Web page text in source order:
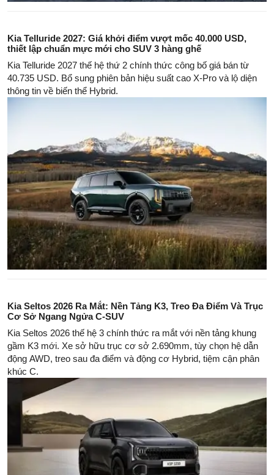
Kia Telluride 2027: Giá khởi điểm vượt mốc 40.000 USD,
thiết lập chuẩn mực mới cho SUV 3 hàng ghế
Kia Telluride 2027 thế hệ thứ 2 chính thức công bố giá bán từ
40.735 USD. Bổ sung phiên bản hiệu suất cao X-Pro và lộ diện
thông tin về biến thể Hybrid.
Kia Seltos 2026 Ra Mắt: Nền Tảng K3, Treo Đa Điểm Và Trục
Cơ Sở Ngang Ngửa C-SUV
Kia Seltos 2026 thế hệ 3 chính thức ra mắt với nền tảng khung
gầm K3 mới. Xe sở hữu trục cơ sở 2.690mm, tùy chọn hệ dẫn
động AWD, treo sau đa điểm và động cơ Hybrid, tiệm cận phân
khúc C.